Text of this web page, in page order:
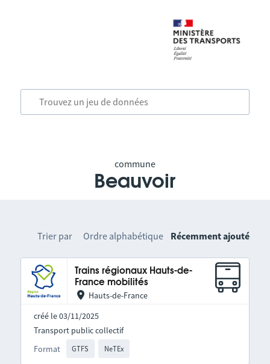
commune
Beauvoir
Trier par Ordre alphabétique Récemment ajouté
Trains régionaux Hauts-de-
France mobilités
Hauts-de-France
créé le 03/11/2025
Format GTFS NeTEx
Transport public collectif